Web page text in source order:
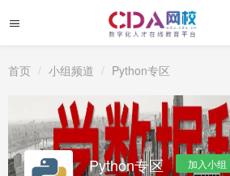
首页 小组频道 Python专区
Python专区
加入小组